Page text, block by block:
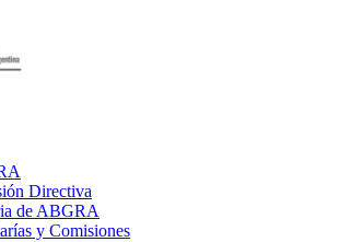
Graduados de la República Argentina.
Directiva
de ABGRA
y Comisiones